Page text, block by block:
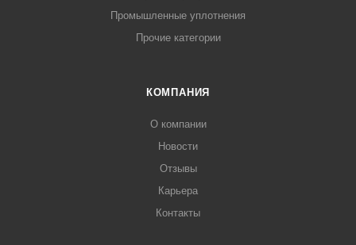
Промышленные уплотнения
Прочие категории
КОМПАНИЯ
О компании
Новости
Отзывы
Карьера
Контакты